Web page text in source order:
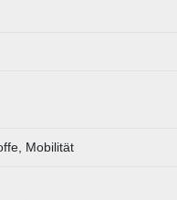
Mobilität